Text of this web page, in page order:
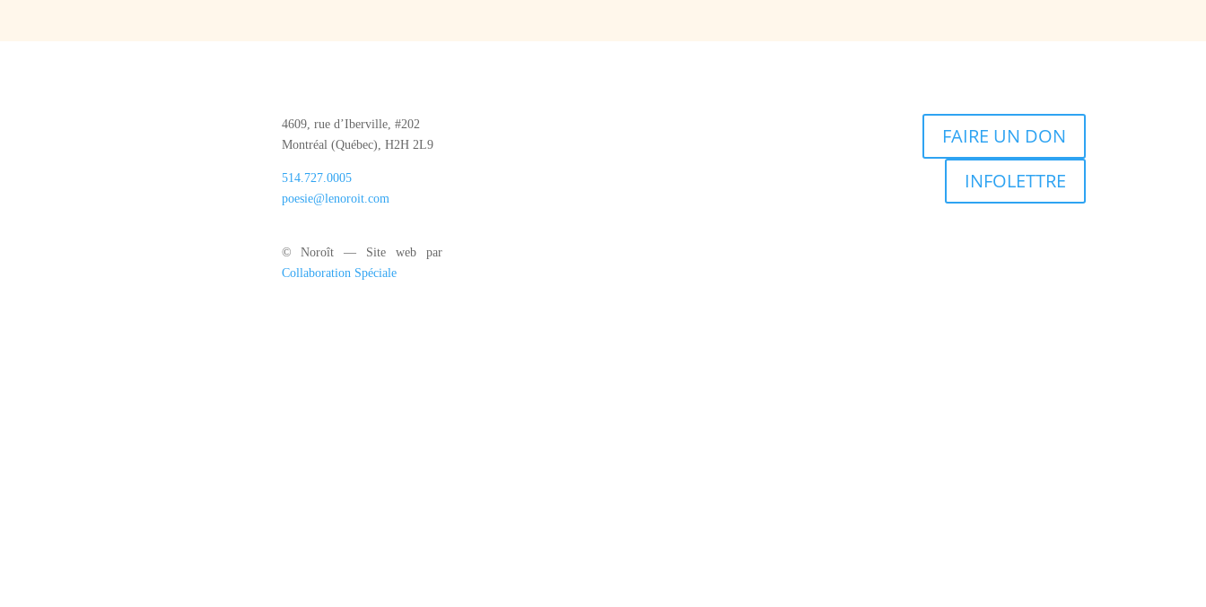
4609, rue d’Iberville, #202
Montréal (Québec), H2H 2L9
514.727.0005
poesie@lenoroit.com
© Noroît — Site web par
Collaboration Spéciale
FAIRE UN DON
INFOLETTRE